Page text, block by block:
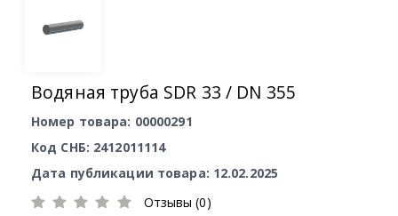
Водяная труба SDR 33 / DN 355
Номер товара: 00000291
Код СНБ: 2412011114
Дата публикации товара: 12.02.2025
Отзывы (0)